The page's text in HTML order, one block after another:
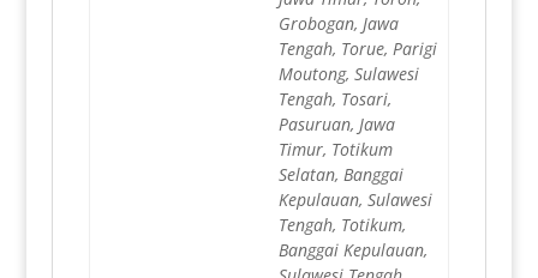
Grobogan, Jawa
Tengah, Torue, Parigi
Moutong, Sulawesi
Tengah, Tosari,
Pasuruan, Jawa
Timur, Totikum
Selatan, Banggai
Kepulauan, Sulawesi
Tengah, Totikum,
Banggai Kepulauan,